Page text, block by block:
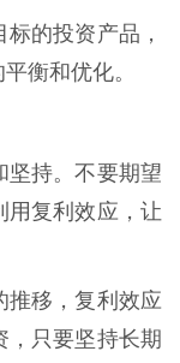
的投资产品，
衡和优化。
坚持。不要期望
用复利效应，让
推移，复利效应
，只要坚持长期